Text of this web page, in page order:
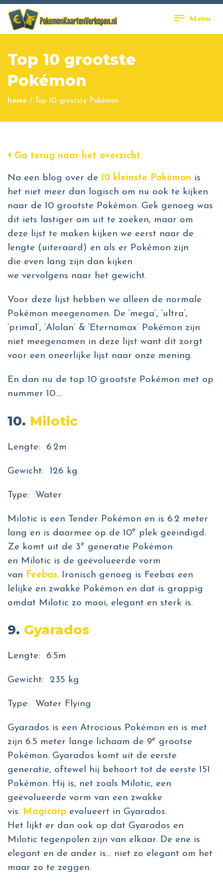
Menu
Top 10 grootste
Pokémon
home / Top 10 grootste Pokémon
Ga terug naar het overzicht
Na een blog over de 10 kleinste Pokémon is
het niet meer dan logisch om nu ook te kijken
naar de 10 grootste Pokémon. Gek genoeg was
dit iets lastiger om uit te zoeken, maar om
deze lijst te maken kijken we eerst naar de
lengte (uiteraard) en als er Pokémon zijn
die even lang zijn dan kijken
we vervolgens naar het gewicht.
Voor deze lijst hebben we alleen de normale
Pokémon meegenomen. De ‘mega’, ‘ultra’,
‘primal’, ‘Alolan’ & ‘Eternamax’ Pokémon zijn
niet meegenomen in deze lijst want dit zorgt
voor een oneerlijke lijst naar onze mening.
En dan nu de top 10 grootste Pokémon met op
nummer 10….
10. Milotic
Lengte: 6.2m
Gewicht: 126 kg
Type: Water
Milotic is een Tender Pokémon en is 6.2 meter
lang en is daarmee op de 10e plek geëindigd.
Ze komt uit de 3e generatie Pokémon
en Milotic is de geëvolueerde vorm
van Feebas. Ironisch genoeg is Feebas een
lelijke en zwakke Pokémon en dat is grappig
omdat Milotic zo mooi, elegant en sterk is.
9. Gyarados
Lengte: 6.5m
Gewicht: 235 kg
Type: Water Flying
Gyarados is een Atrocious Pokémon en is met
zijn 6.5 meter lange lichaam de 9e grootse
Pokémon. Gyarados komt uit de eerste
generatie, oftewel hij behoort tot de eerste 151
Pokémon. Hij is, net zoals Milotic, een
geëvolueerde vorm van een zwakke
vis. Magicarp evolueert in Gyarados.
Het lijkt er dan ook op dat Gyarados en
Milotic tegenpolen zijn van elkaar. De ene is
elegant en de ander is… niet zo elegant om het
maar zo te zeggen.